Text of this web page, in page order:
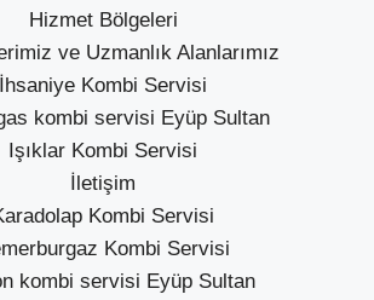
Hizmet Bölgeleri
ve Uzmanlık Alanlarımız
İhsaniye Kombi Servisi
kombi servisi Eyüp Sultan
Işıklar Kombi Servisi
İletişim
Kombi Servisi
Kombi Servisi
kombi servisi Eyüp Sultan